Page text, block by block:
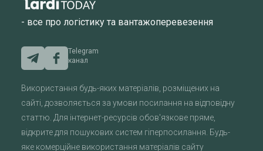
- все про логістику та вантажоперевезення
Telegram
канал
Використання будь-яких матеріалів, розміщених на
сайті, дозволяється за умови посилання на відповідну
статтю. Для інтернет-ресурсів обов'язкове пряме,
відкрите для пошукових систем гіперпосилання. Будь-
яке комерційне використання матеріалів сайту